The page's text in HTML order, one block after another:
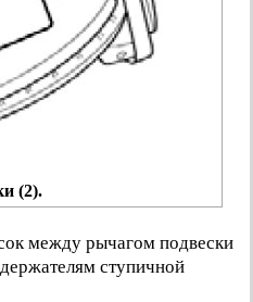
(2).
между рычагом подвески
ступичной